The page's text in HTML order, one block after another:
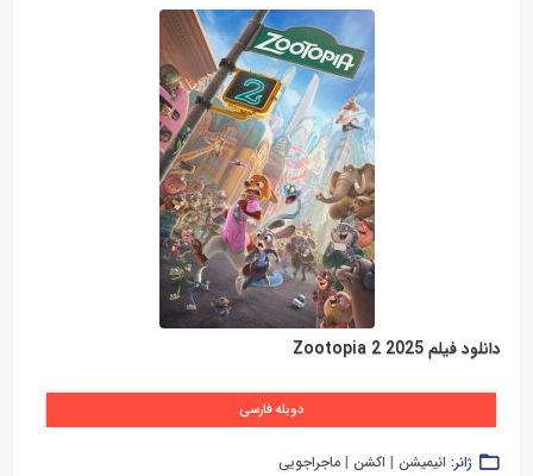
دانلود فیلم Zootopia 2 2025
دوبله فارسی
ژانر: انیمیشن | اکشن | ماجراجویی